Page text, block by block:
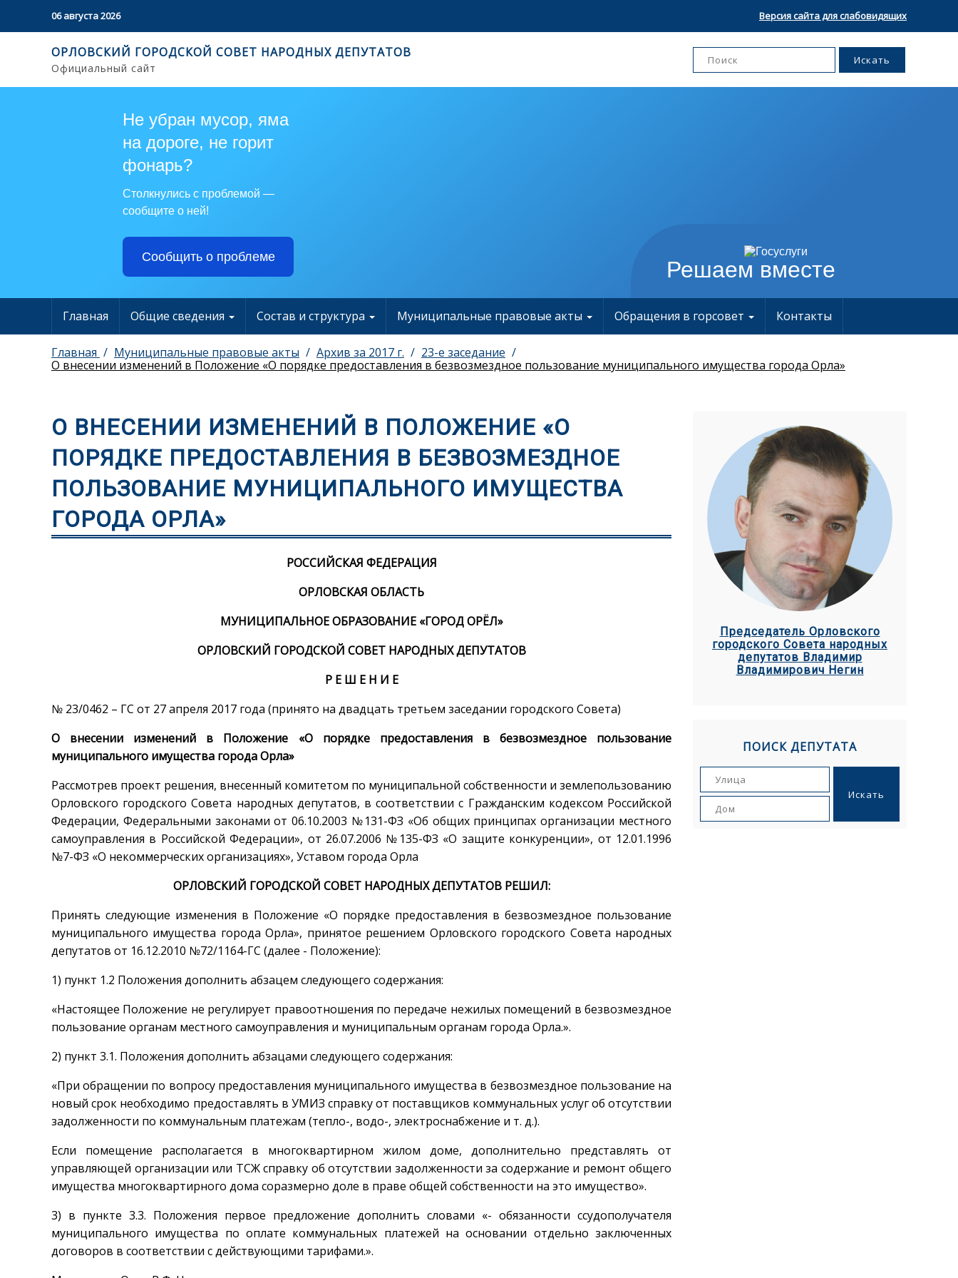
06 августа 2026 Версия сайта для слабовидящих
ОРЛОВСКИЙ ГОРОДСКОЙ СОВЕТ НАРОДНЫХ ДЕПУТАТОВ
Официальный сайт
Решаем вместе
Не убран мусор, яма
на дороге, не горит
фонарь?
Столкнулись с проблемой —
сообщите о ней!
Сообщить о проблеме
Главная Общие сведения Состав и структура Муниципальные правовые акты Обращения в горсовет Контакты
Главная Муниципальные правовые акты Архив за 2017 г.
23-e заседание
О внесении изменений в Положение «О порядке предоставления в безвозмездное пользование муниципального имущества города Орла»
О ВНЕСЕНИИ ИЗМЕНЕНИЙ В ПОЛОЖЕНИЕ «О
ПОРЯДКЕ ПРЕДОСТАВЛЕНИЯ В БЕЗВОЗМЕЗДНОЕ
ПОЛЬЗОВАНИЕ МУНИЦИПАЛЬНОГО ИМУЩЕСТВА
ГОРОДА ОРЛА»
РОССИЙСКАЯ ФЕДЕРАЦИЯ
ОРЛОВСКАЯ ОБЛАСТЬ
МУНИЦИПАЛЬНОЕ ОБРАЗОВАНИЕ «ГОРОД ОРЁЛ»
ОРЛОВСКИЙ ГОРОДСКОЙ СОВЕТ НАРОДНЫХ ДЕПУТАТОВ
Р Е Ш Е Н И Е
№ 23/0462 – ГС от 27 апреля 2017 года (принято на двадцать третьем заседании городского Совета)
О внесении изменений в Положение «О порядке предоставления в безвозмездное пользование
муниципального имущества города Орла»
Рассмотрев проект решения, внесенный комитетом по муниципальной собственности и землепользованию
Орловского городского Совета народных депутатов, в соответствии с Гражданским кодексом Российской
Федерации, Федеральными законами от 06.10.2003 №131-ФЗ «Об общих принципах организации местного
самоуправления в Российской Федерации», от 26.07.2006 №135-ФЗ «О защите конкуренции», от 12.01.1996
№7-ФЗ «О некоммерческих организациях», Уставом города Орла
ОРЛОВСКИЙ ГОРОДСКОЙ СОВЕТ НАРОДНЫХ ДЕПУТАТОВ РЕШИЛ:
Принять следующие изменения в Положение «О порядке предоставления в безвозмездное пользование
муниципального имущества города Орла», принятое решением Орловского городского Совета народных
депутатов от 16.12.2010 №72/1164-ГС (далее - Положение):
1) пункт 1.2 Положения дополнить абзацем следующего содержания:
«Настоящее Положение не регулирует правоотношения по передаче нежилых помещений в безвозмездное
пользование органам местного самоуправления и муниципальным органам города Орла.».
2) пункт 3.1. Положения дополнить абзацами следующего содержания:
«При обращении по вопросу предоставления муниципального имущества в безвозмездное пользование на
новый срок необходимо предоставлять в УМИЗ справку от поставщиков коммунальных услуг об отсутствии
задолженности по коммунальным платежам (тепло-, водо-, электроснабжение и т. д.).
Если помещение располагается в многоквартирном жилом доме, дополнительно представлять от
управляющей организации или ТСЖ справку об отсутствии задолженности за содержание и ремонт общего
имущества многоквартирного дома соразмерно доле в праве общей собственности на это имущество».
3) в пункте 3.3. Положения первое предложение дополнить словами «- обязанности ссудополучателя
муниципального имущества по оплате коммунальных платежей на основании отдельно заключенных
договоров в соответствии с действующими тарифами.».
Председатель Орловского
городского Совета народных
депутатов Владимир
Владимирович Негин
ПОИСК ДЕПУТАТА